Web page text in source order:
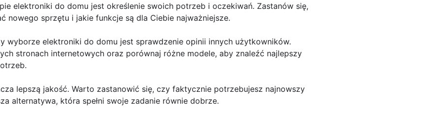
elektroniki do domu jest określenie swoich potrzeb i oczekiwań. Zastanów się,
nowego sprzętu i jakie funkcje są dla Ciebie najważniejsze.
wyborze elektroniki do domu jest sprawdzenie opinii innych użytkowników.
stronach internetowych oraz porównaj różne modele, aby znaleźć najlepszy
lepszą jakość. Warto zastanowić się, czy faktycznie potrzebujesz najnowszy
alternatywa, która spełni swoje zadanie równie dobrze.